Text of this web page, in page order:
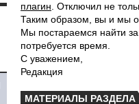
плагин . Отключил не
Таким образом, вы и мы
Мы постараемся найти
потребуется время.
С уважением,
Редакция
МАТЕРИАЛЫ РАЗДЕЛА